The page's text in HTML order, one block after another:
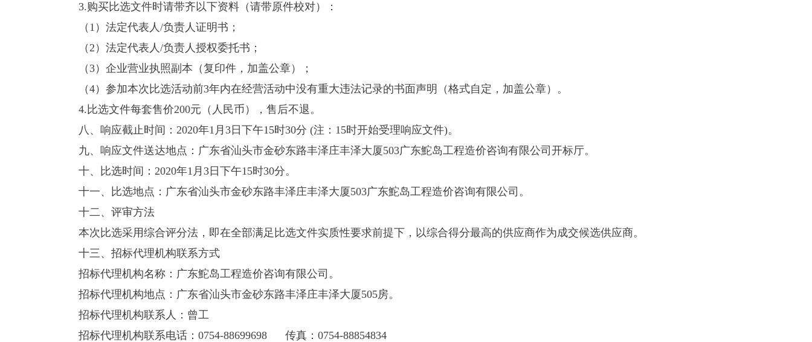
3.购买比选文件时请带齐以下资料（请带原件校对）：
（ 1 ）法定代表人/负责人证明书；
（2 ）法定代表人/负责人授权委托书；
（3）企业营业执照副本（复印件，加盖公章）；
（4）参加本次比选活动前3年内在经营活动中没有重大违法记录的书面声明（格式自定，加盖公章）。
4.比选文件每套售价200元（人民币），售后不退。
八、响应截止时间： 2020年1 月 3 日下午15时30分 (注： 15时开始受理响应文件)。
九、响应文件送达地点：广东省汕头市金砂东路丰泽庄丰泽大厦503广东鮀岛工程造价咨询有限公司开标厅。
十、比选时间： 2020年1 月 3 日下午15时30分。
十一、比选地点：广东省汕头市金砂东路丰泽庄丰泽大厦503广东鮀岛工程造价咨询有限公司。
十二、评审方法
本次比选采用综合评分法，即在全部满足比选文件实质性要求前提下，以综合得分最高的供应商作为成交候选供应商。
十三、招标代理机构联系方式
招标代理机构名称：广东鮀岛工程造价咨询有限公司。
招标代理机构地点：广东省汕头市金砂东路丰泽庄丰泽大厦505房。
招标代理机构联系人：曾工
招标代理机构联系电话： 0754-88699698 传真： 0754-88854834